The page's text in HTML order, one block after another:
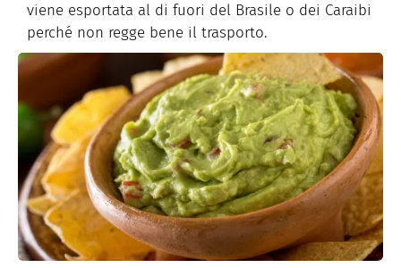
viene esportata al di fuori del Brasile o dei Caraibi
perché non regge bene il trasporto.